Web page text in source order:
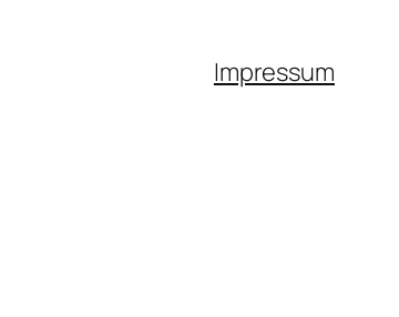
Impressum